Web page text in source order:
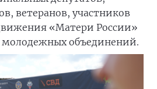
ветеранов, участников
«Матери России»
молодежных объединений.